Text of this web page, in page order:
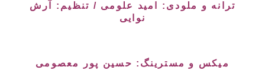
ترانه و ملودی: امید علومی / تنظیم: آرش
نوایی
میکس و مسترینگ: حسین پور معصومی